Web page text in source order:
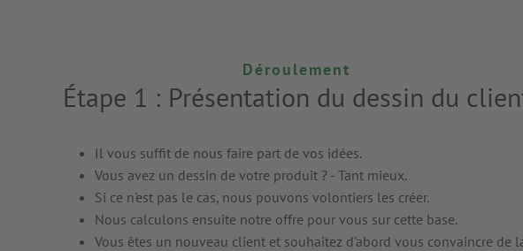
Déroulement
Étape 1 : Présentation du dessin du
Il vous suffit de nous faire part de vos idées.
Vous avez un dessin de votre produit ? - Tant mieux.
Si ce n'est pas le cas, nous pouvons volontiers les créer.
Nous calculons ensuite notre offre pour vous sur cette base.
Vous êtes un nouveau client et souhaitez d'abord vous convaincre de